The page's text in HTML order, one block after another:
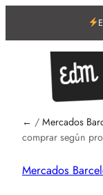
← / Mercados
comprar según
Mercados